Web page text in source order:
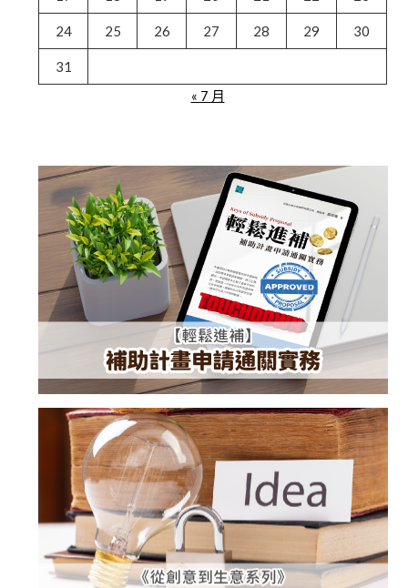
24 25 26 27 28 29 30
31
« 7 月